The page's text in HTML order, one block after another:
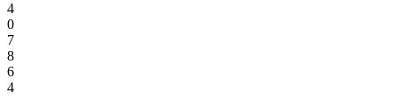
4
0
7
8
6
4